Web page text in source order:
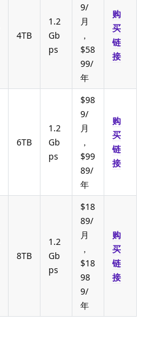
4TB
1.2
Gb
ps
9/
月
，
$58
99/
年
购
买
链
接
6TB
1.2
Gb
ps
$98
9/
月
，
$99
89/
年
购
买
链
接
8TB
1.2
Gb
ps
$18
89/
月
，
$18
98
9/
年
购
买
链
接